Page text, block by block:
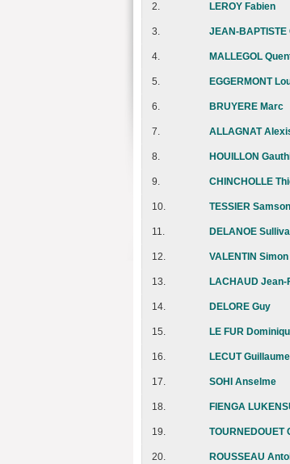
2. LEROY Fabien
3. JEAN-BAPTISTE
4. MALLEGOL
5. EGGERMONT
6. BRUYERE Marc
7. ALLAGNAT
8. HOUILLON
9. CHINCHOLLE
10. TESSIER Samson
11. DELANOE
12. VALENTIN Simon
13. LACHAUD Jean-
14. DELORE Guy
15. LE FUR
16. LECUT Guillaume
17. SOHI Anselme
18. FIENGA
19. TOURNEDOUET
20. ROUSSEAU